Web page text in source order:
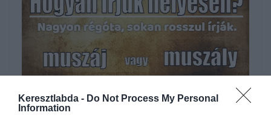
Keresztlabda - Do Not Process My Personal
Information